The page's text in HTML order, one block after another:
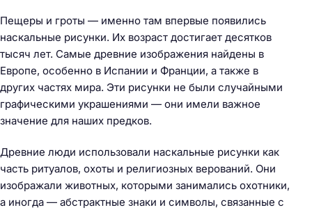
Пещеры и гроты — именно там впервые появились
наскальные рисунки. Их возраст достигает десятков
тысяч лет. Самые древние изображения найдены в
Европе, особенно в Испании и Франции, а также в
других частях мира. Эти рисунки не были случайными
графическими украшениями — они имели важное
значение для наших предков.
Древние люди использовали наскальные рисунки как
часть ритуалов, охоты и религиозных верований. Они
изображали животных, которыми занимались охотники,
а иногда — абстрактные знаки и символы, связанные с